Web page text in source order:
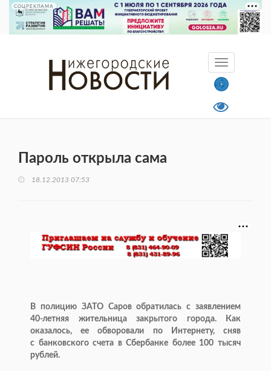
СОЦРЕКЛАМА
Пароль открыла сама
18.12.2013 07:53
В полицию ЗАТО Саров обратилась с заявлением
40-летняя жительница закрытого города. Как
оказалось, ее обворовали по Интернету, сняв
с банковского счета в Сбербанке более 100 тысяч
рублей.